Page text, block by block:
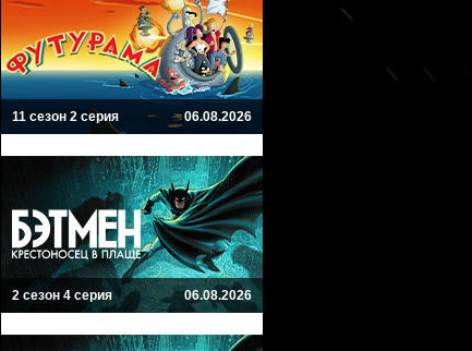
11 сезон 2 серия 06.08.2026
2 сезон 4 серия 06.08.2026